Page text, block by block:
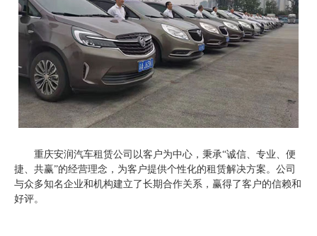
重庆安润汽车租赁公司以客户为中心，秉承“诚信、专业、便
捷、共赢”的经营理念，为客户提供个性化的租赁解决方案。公司
与众多知名企业和机构建立了长期合作关系，赢得了客户的信赖和
好评。